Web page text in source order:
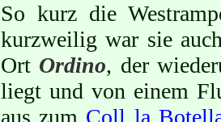
So kurz die
kurzweilig war sie
Ort Ordino, der
liegt und von einem
aus zum Coll la